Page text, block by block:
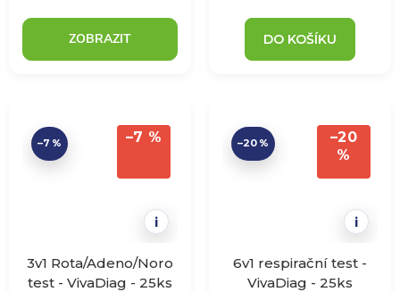
ZOBRAZIT DO KOŠÍKU
–7 %
i
–7 %
3v1 Rota/Adeno/Noro
test - VivaDiag - 25ks
–20
%
i
–20 %
6v1 respirační test -
VivaDiag - 25ks